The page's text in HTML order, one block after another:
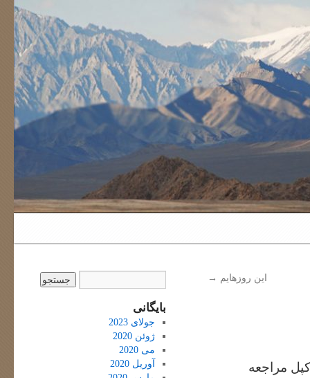
این روزهایم →
مراجعه
بایگانی
جولای 2023
ژوئن 2020
می 2020
آوریل 2020